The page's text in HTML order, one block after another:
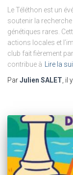
Le Téléthon est un
soutenir la
génétiques rares.
actions locales et
club fait fièrement
contribue à
Lire la
ParJulien SALET , il